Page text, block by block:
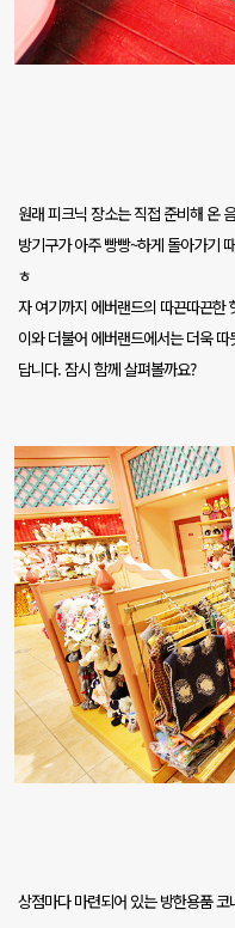
원래 피크닉 장소는 직접 준비해 온
방기구가 아주 빵빵~하게 돌아가기
ㅎ
자 여기까지 에버랜드의 따끈따끈한
이와 더불어 에버랜드에서는 더욱
답니다.잠시 함께 살펴볼까요?
상점마다 마련되어 있는 방한용품 코